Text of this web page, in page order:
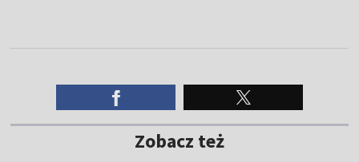
Zobacz też